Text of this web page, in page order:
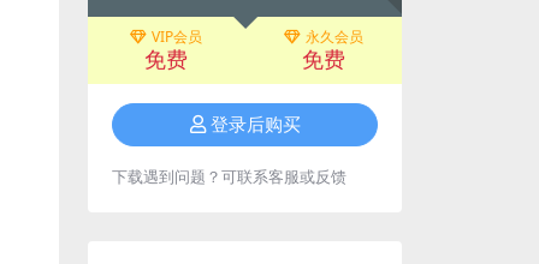
VIP会员
免费
永久会员
免费
登录后购买
下载遇到问题？可联系客服或反馈